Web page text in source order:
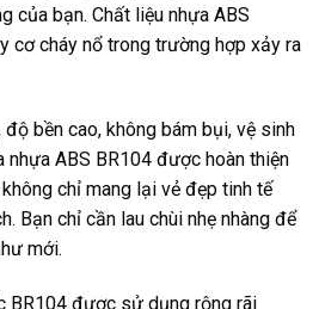
của bạn. Chất liệu nhựa ABS
cơ cháy nổ trong trường hợp xảy ra
bền cao, không bám bụi, vệ sinh
nhựa ABS BR104 được hoàn thiện
chỉ mang lại vẻ đẹp tinh tế
Bạn chỉ cần lau chùi nhẹ nhàng để
mới.
BR104 được sử dụng rộng rãi